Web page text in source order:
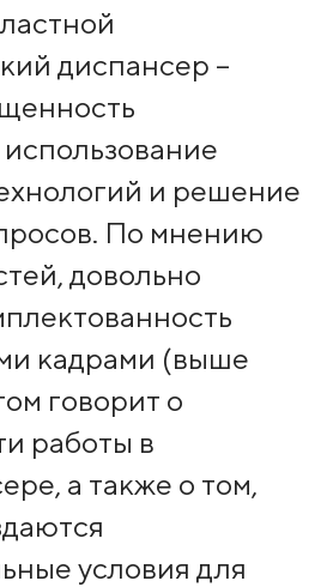
диспансер –
и решение
По мнению
довольно
кадрами (выше
говорит о
работы в
а также о том,
условия для